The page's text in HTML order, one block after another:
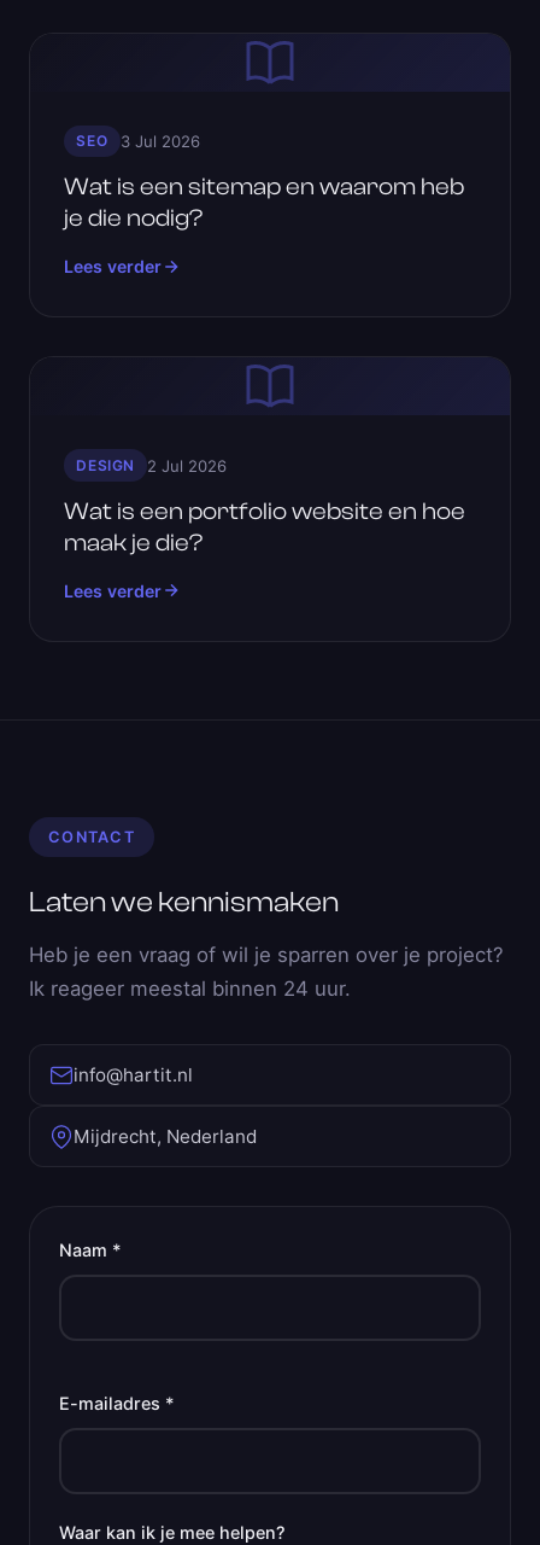
SEO 3 Jul 2026
Wat is een sitemap en waarom heb
je die nodig?
Lees verder
DESIGN 2 Jul 2026
Wat is een portfolio website en hoe
maak je die?
Lees verder
CONTACT
Laten we kennismaken
Heb je een vraag of wil je sparren over je project?
Ik reageer meestal binnen 24 uur.
info@hartit.nl
Mijdrecht, Nederland
Naam *
E-mailadres *
Waar kan ik je mee helpen?